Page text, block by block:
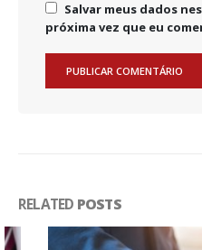
Salvar meus dados
próxima vez que eu
RELATED POSTS